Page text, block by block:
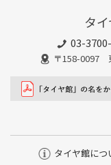
タ
03-
〒158-0097
タイヤ館につ